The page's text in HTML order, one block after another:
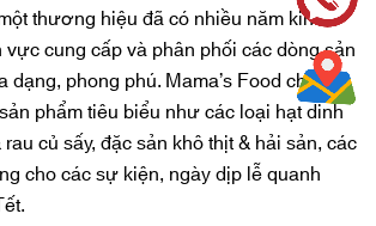
thương hiệu đã có nhiều năm kinh
cung cấp và phân phối các dòng sản
dạng, phong phú. Mama’s Food chuyên
phẩm tiêu biểu như các loại hạt dinh
củ sấy, đặc sản khô thịt & hải sản, các
cho các sự kiện, ngày dịp lễ quanh